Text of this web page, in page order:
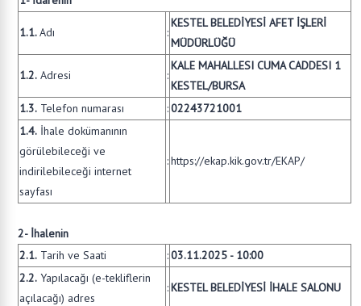
1.1.Adı :
KESTEL BELEDİYESİ AFET İŞLERİ
MÜDÜRLÜĞÜ
1.2. Adresi :
KALE MAHALLESI CUMA CADDESI 1
KESTEL/BURSA
1.3. Telefon numarası :02243721001
1.4. İhale dokümanının
görülebileceği ve
indirilebileceği internet
sayfası
:https://ekap.kik.gov.tr/EKAP/
2- İhalenin
2.1. Tarih ve Saati :03.11.2025 - 10:00
2.2. Yapılacağı (e-tekliflerin
açılacağı) adres
:KESTEL BELEDİYESİ İHALE SALONU